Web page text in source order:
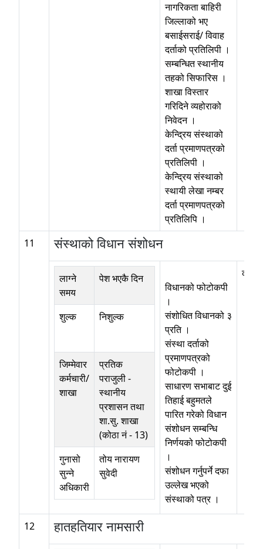
नागरिकता बाहिरी
जिल्लाको भए
बसाईसराई/ विवाह
दर्ताको प्रतिलिपी ।
सम्बन्धित स्थानीय
तहको सिफारिस ।
शाखा विस्तार
गरिदिने व्यहोराको
निवेदन ।
केन्द्रिय संस्थाको
दर्ता प्रमाणपत्रको
प्रतिलिपी ।
केन्द्रिय संस्थाको
स्थायी लेखा नम्बर
दर्ता प्रमाणपत्रको
प्रतिलिपि ।
11 संस्थाको विधान संशोधन
लाग्ने
समय
पेश भएकै दिन
शुल्क निशुल्क
जिम्मेवार
कर्मचारी/
शाखा
प्रतिक
पराजुली-
स्थानीय
प्रशासन तथा
शा.सु. शाखा
(कोठा नं - 13)
गुनासो
सुन्ने
अधिकारी
तोय नारायण
सुवेदी
विधानको फोटोकपी
।
संशोधित विधानको ३
प्रति ।
संस्था दर्ताको
प्रमाणपत्रको
फोटोकपी ।
साधारण सभाबाट दुई
तिहाई बहुमतले
पारित गरेको विधान
संशोधन सम्बन्धि
निर्णयको फोटोकपी
।
संशोधन गर्नुपर्ने दफा
उल्लेख भएको
संस्थाको पत्र ।
12 हातहतियार नामसारी